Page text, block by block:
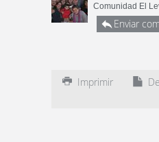
Comunidad El
Enviar
Imprimir